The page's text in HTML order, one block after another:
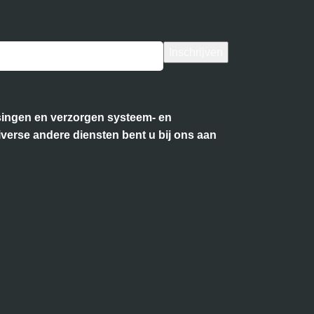
en verzorgen systeem- en
andere diensten bent u bij ons aan